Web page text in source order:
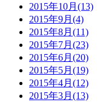
2015年10月(13)
2015年9月(4)
2015年8月(11)
2015年7月(23)
2015年6月(20)
2015年5月(19)
2015年4月(12)
2015年3月(13)